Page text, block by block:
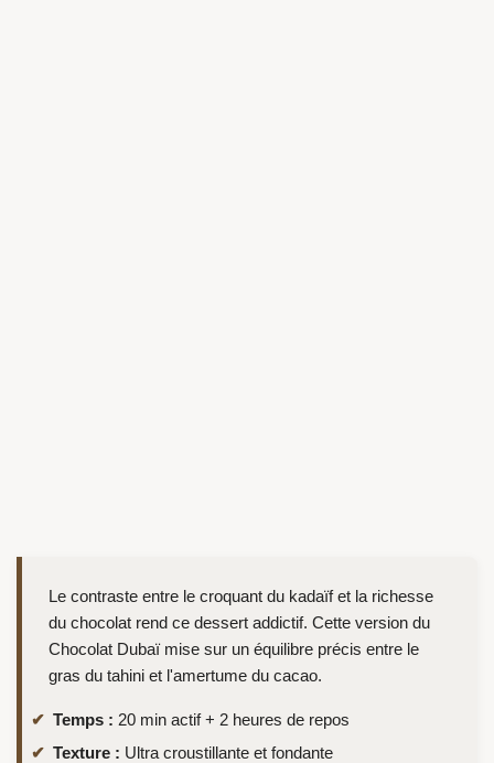
Le contraste entre le croquant du kadaïf et la richesse
du chocolat rend ce dessert addictif. Cette version du
Chocolat Dubaï mise sur un équilibre précis entre le
gras du tahini et l'amertume du cacao.
Temps : 20 min actif + 2 heures de repos
Texture : Ultra croustillante et fondante